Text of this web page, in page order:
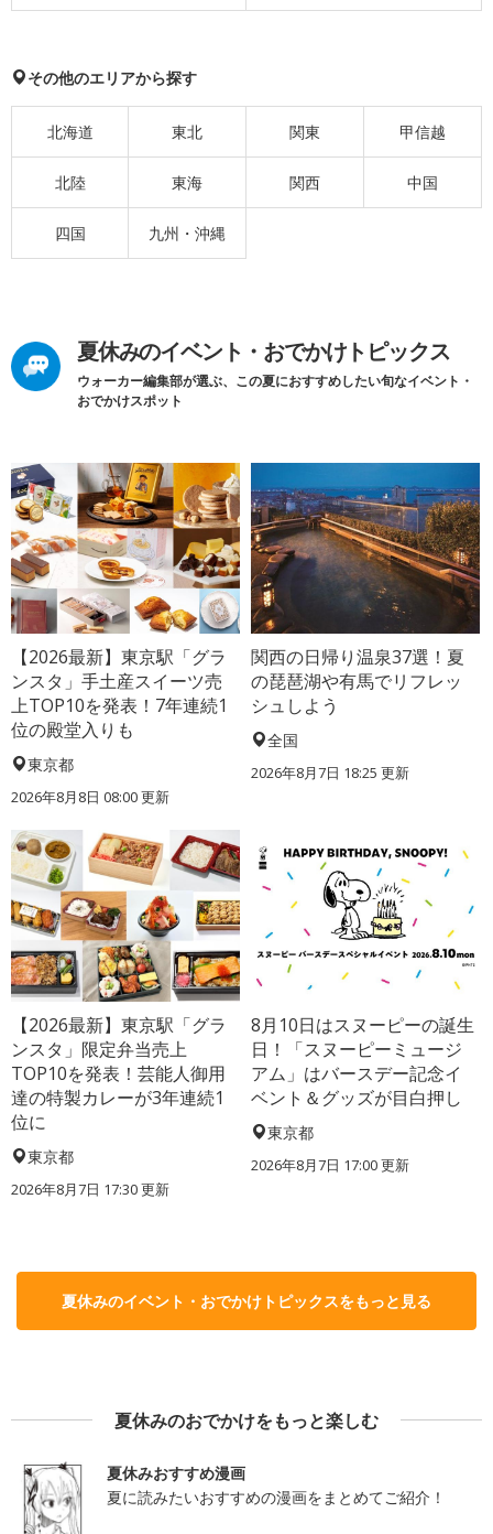
その他のエリアから探す
北海道 東北 関東 甲信越
北陸 東海 関西 中国
四国 九州・沖縄
夏休みのイベント・おでかけトピックス
ウォーカー編集部が選ぶ、この夏におすすめしたい旬なイベント・
おでかけスポット
【2026最新】東京駅「グラ
ンスタ」手土産スイーツ売
上TOP10を発表！7年連続1
位の殿堂入りも
東京都
2026年8月8日 08:00更新
関西の日帰り温泉37選！夏
の琵琶湖や有馬でリフレッ
シュしよう
全国
2026年8月7日 18:25 更新
【2026最新】東京駅「グラ
ンスタ」限定弁当売上
TOP10を発表！芸能人御用
達の特製カレーが3年連続1
位に
東京都
2026年8月7日 17:30更新
8月10日はスヌーピーの誕生
日！「スヌーピーミュージ
アム」はバースデー記念イ
ベント＆グッズが目白押し
東京都
2026年8月7日 17:00更新
夏休みのイベント・おでかけトピックスをもっと見る
夏休みのおでかけをもっと楽しむ
夏休みおすすめ漫画
夏に読みたいおすすめの漫画をまとめてご紹介！